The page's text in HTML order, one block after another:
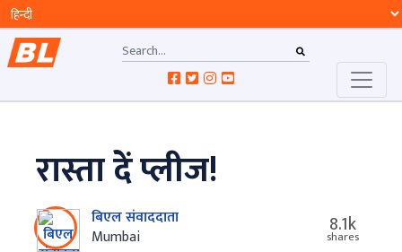
रास्ता दें प्लीज!
बिएल संवाददाता
Mumbai
8.1k
shares